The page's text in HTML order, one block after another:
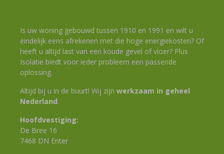
Is uw woning gebouwd tussen 1910 en 1991 en wilt u
eindelijk eens afrekenen met die hoge energiekosten? Of
heeft u altijd last van een koude gevel of vloer? Plus
Isolatie biedt voor ieder probleem een passende
oplossing.
Altijd bij u in de buurt! Wij zijn werkzaam in geheel
Nederland.
Hoofdvestiging:
De Bree 16
7468 DN Enter